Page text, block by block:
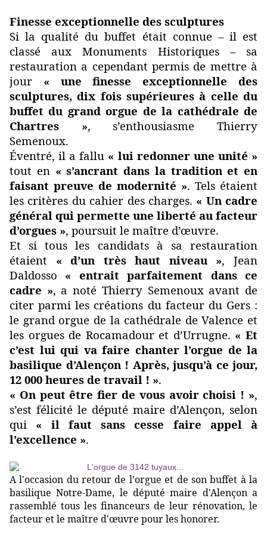
Finesse exceptionnelle des sculptures
Si la qualité du buffet était connue – il est
classé aux Monuments Historiques – sa
restauration a cependant permis de mettre à
jour « une finesse exceptionnelle des
sculptures, dix fois supérieures à celle du
buffet du grand orgue de la cathédrale de
Chartres », s’enthousiasme Thierry
Semenoux.
Éventré, il a fallu « lui redonner une unité »
tout en « s’ancrant dans la tradition et en
faisant preuve de modernité ». Tels étaient
les critères du cahier des charges. « Un cadre
général qui permette une liberté au facteur
d’orgues », poursuit le maître d’œuvre.
Et si tous les candidats à sa restauration
étaient « d’un très haut niveau », Jean
Daldosso « entrait parfaitement dans ce
cadre », a noté Thierry Semenoux avant de
citer parmi les créations du facteur du Gers :
le grand orgue de la cathédrale de Valence et
les orgues de Rocamadour et d’Urrugne. « Et
c’est lui qui va faire chanter l’orgue de la
basilique d’Alençon ! Après, jusqu’à ce jour,
12 000 heures de travail ! ».
« On peut être fier de vous avoir choisi ! »,
s’est félicité le député maire d’Alençon, selon
qui « il faut sans cesse faire appel à
l’excellence ».
A l'occasion du retour de l'orgue et de son buffet à la
basilique Notre-Dame, le député maire d'Alençon a
rassemblé tous les financeurs de leur rénovation, le
facteur et le maître d'œuvre pour les honorer.